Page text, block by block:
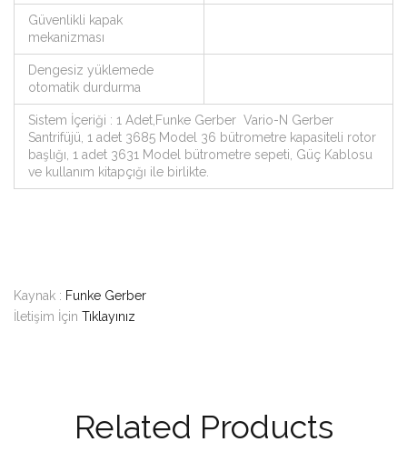
Güvenlikli kapak
mekanizması
Dengesiz yüklemede
otomatik durdurma
Sistem İçeriği : 1 Adet,Funke Gerber Vario-N Gerber
Santrifüjü, 1 adet 3685 Model 36 bütrometre kapasiteli rotor
başlığı, 1 adet 3631 Model bütrometre sepeti, Güç Kablosu
ve kullanım kitapçığı ile birlikte.
Kaynak : Funke Gerber
İletişim İçin Tıklayınız
Related Products